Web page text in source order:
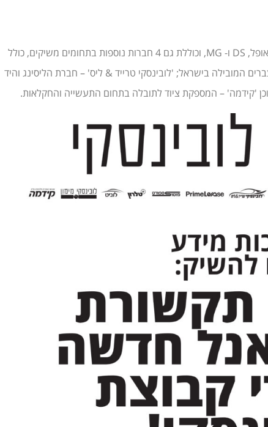
הקבוצה מייצגת בישראל את מותגי הרכב המובילים פיג'ו, סיטרואן, אופל, DS ו- MG, וכוללת גם 4 חברות נוספות בתחומים משיקים, כולל
המובילה בישראל; 'לובינסקי טרייד & ליס' – חברת הליסינג והיד
'קידמה' – המספקת ציוד לתובלה בתחום התעשייה והחקלאות.